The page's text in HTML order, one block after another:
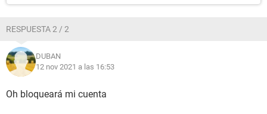
RESPUESTA 2 / 2
DUBAN
12 nov 2021 a las 16:53
Oh bloqueará mi cuenta